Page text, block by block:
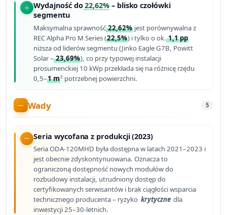
Wydajność do22,62% – blisko czołówki
segmentu
Maksymalna sprawność22,62% jest porównywalna z
REC Alpha Pro M Series (22,5%) i tylko o ok.1,1 pp
niższa od liderów segmentu (Jinko Eagle G7B, Powitt
Solar –23,69%), co przy typowej instalacji
prosumenckiej 10 kWp przekłada się na różnicę rzędu
0,5–1 m² potrzebnej powierzchni.
Wady 5
Seria wycofana z produkcji (2023)
Seria ODA-120MHD była dostępna w latach 2021–2023 i
jest obecnie zdyskontynuowana. Oznacza to
ograniczoną dostępność nowych modułów do
rozbudowy instalacji, utrudniony dostęp do
certyfikowanych serwisantów i brak ciągłości wsparcia
technicznego producenta – ryzyko krytyczne dla
inwestycji 25–30-letnich.